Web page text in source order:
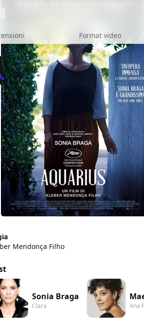
Format video
Home Film Aquarius
Mendonça Filho
Sonia Braga
Clara Ana